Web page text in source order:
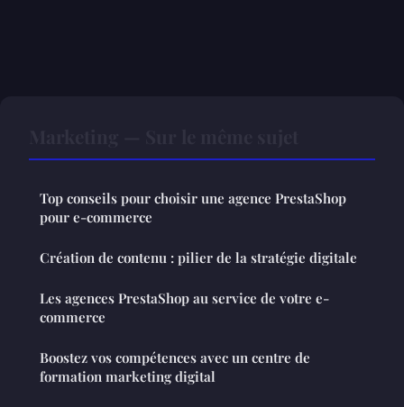
Top conseils pour choisir une agence PrestaShop
pour e-commerce
Création de contenu : pilier de la stratégie digitale
Les agences PrestaShop au service de votre e-
commerce
Boostez vos compétences avec un centre de
formation marketing digital